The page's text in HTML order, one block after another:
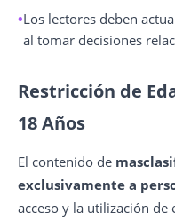
Los lectores deben
al tomar decisiones
Restricción de
18 Años
El contenido de
exclusivamente a
acceso y la utilización